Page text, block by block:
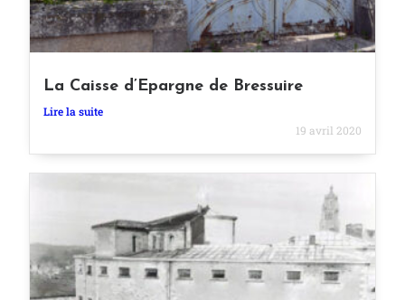
La Caisse d’Epargne de Bressuire
Lire la suite
19 avril 2020